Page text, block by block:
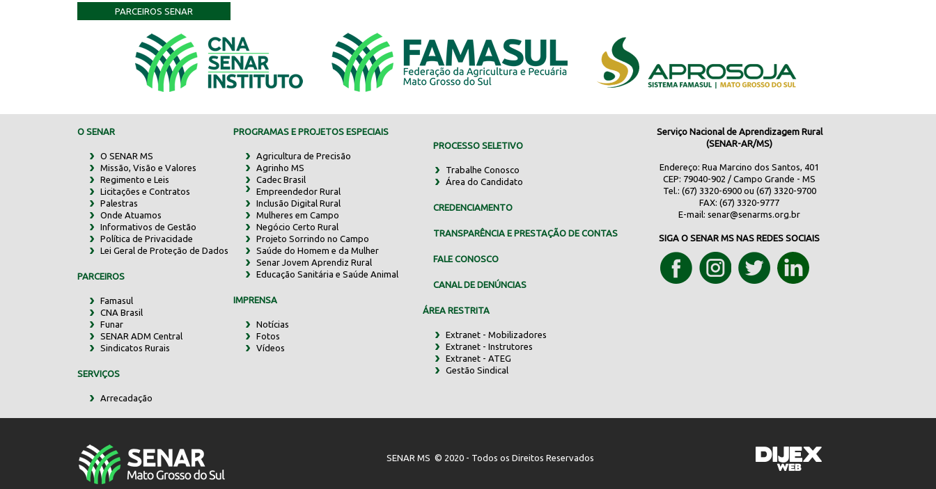
PARCEIROS SENAR
O SENAR
O SENAR MS
Missão, Visão e Valores
Regimento e Leis
Licitações e Contratos
Palestras
Onde Atuamos
Informativos de Gestão
Política de Privacidade
Lei Geral de Proteção de Dados
PARCEIROS
Famasul
CNA Brasil
Funar
SENAR ADM Central
Sindicatos Rurais
SERVIÇOS
Arrecadação
PROGRAMAS E PROJETOS ESPECIAIS
Agricultura de Precisão
Agrinho MS
Cadec Brasil
Empreendedor Rural
Inclusão Digital Rural
Mulheres em Campo
Negócio Certo Rural
Projeto Sorrindo no Campo
Saúde do Homem e da Mulher
Senar Jovem Aprendiz Rural
Educação Sanitária e Saúde Animal
IMPRENSA
Notícias
Fotos
Vídeos
PROCESSO SELETIVO
Trabalhe Conosco
Área do Candidato
CREDENCIAMENTO
TRANSPARÊNCIA E PRESTAÇÃO DE CONTAS
FALE CONOSCO
CANAL DE DENÚNCIAS
ÁREA RESTRITA
Extranet - Mobilizadores
Extranet - Instrutores
Extranet - ATEG
Gestão Sindical
Serviço Nacional de Aprendizagem Rural
(SENAR-AR/MS)
Endereço: Rua Marcino dos Santos, 401
CEP: 79040-902 / Campo Grande - MS
Tel.: (67) 3320-6900 ou (67) 3320-9700
FAX: (67) 3320-9777
E-mail:senar@senarms.org.br
SIGA O SENAR MS NAS REDES SOCIAIS
SENAR MS © 2020 - Todos os Direitos Reservados